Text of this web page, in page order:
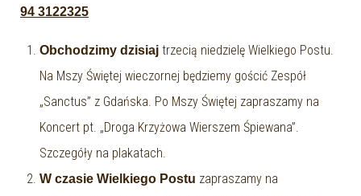
94 3122325
Obchodzimy dzisiaj trzecią niedzielę Wielkiego Postu.
Na Mszy Świętej wieczornej będziemy gościć Zespół
„Sanctus” z Gdańska. Po Mszy Świętej zapraszamy na
Koncert pt. „Droga Krzyżowa Wierszem Śpiewana”.
Szczegóły na plakatach.
W czasie Wielkiego Postu zapraszamy na